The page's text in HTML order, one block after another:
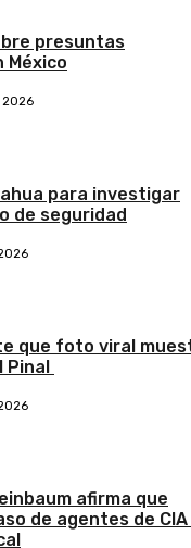
presuntas
2026
para investigar
de seguridad
que foto viral
afirma que
de agentes de CIA